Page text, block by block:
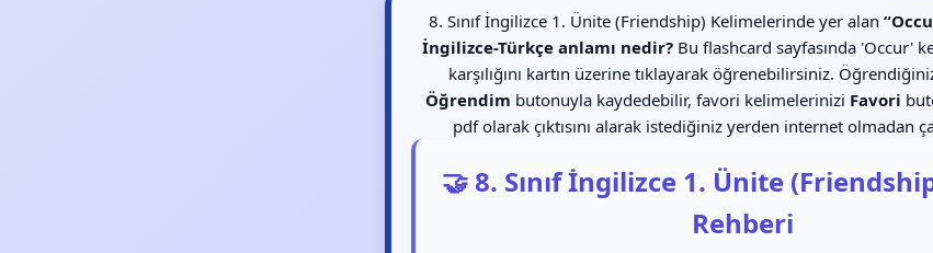
8. Sınıf İngilizce 1. Ünite (Friendship) Kelimelerinde yer alan
İngilizce-Türkçe anlamı nedir? Bu flashcard sayfasında 'Occur'
karşılığını kartın üzerine tıklayarak öğrenebilirsiniz.
Öğrendim butonuyla kaydedebilir, favori kelimelerinizi Favori
pdf olarak çıktısını alarak istediğiniz yerden internet olmadan
🤝 8. Sınıf İngilizce 1. Ünite
Rehberi